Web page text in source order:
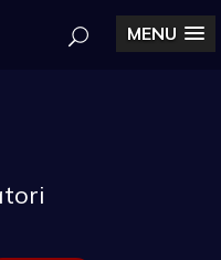
MENU